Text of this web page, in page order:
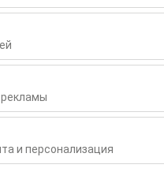
отключить.
и постоянного
и персонализация
Airport